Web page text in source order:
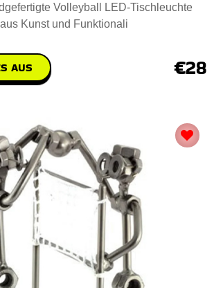
Volleyball LED-Tischleuchte
Kunst und Funktionali
AUS €28